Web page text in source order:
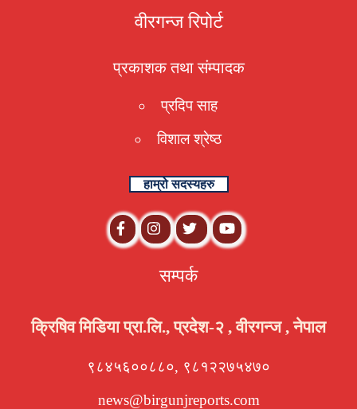
वीरगन्ज रिपोर्ट
प्रकाशक तथा संम्पादक
प्रदिप साह
विशाल श्रेष्ठ
हाम्रो सदस्यहरु
सम्पर्क
क्रिषिव मिडिया प्रा.लि., प्रदेश-२ , वीरगन्ज , नेपाल
९८४५६००८८०, ९८१२२७५४७०
news@birgunjreports.com